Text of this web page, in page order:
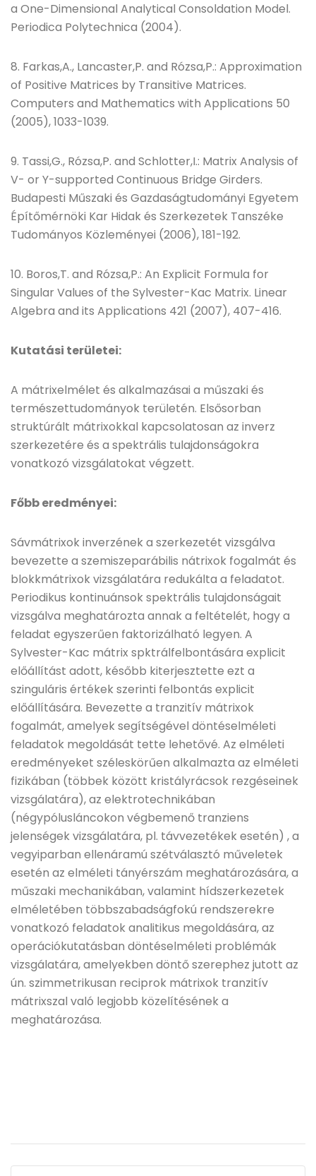
a One-Dimensional Analytical Consoldation Model.
Periodica Polytechnica (2004).
8. Farkas,A., Lancaster,P. and Rózsa,P.: Approximation
of Positive Matrices by Transitive Matrices.
Computers and Mathematics with Applications 50
(2005), 1033-1039.
9. Tassi,G., Rózsa,P. and Schlotter,I.: Matrix Analysis of
V- or Y-supported Continuous Bridge Girders.
Budapesti Műszaki és Gazdaságtudományi Egyetem
Építőmérnöki Kar Hidak és Szerkezetek Tanszéke
Tudományos Közleményei (2006), 181-192.
10. Boros,T. and Rózsa,P.: An Explicit Formula for
Singular Values of the Sylvester-Kac Matrix. Linear
Algebra and its Applications 421 (2007), 407-416.
Kutatási területei:
A mátrixelmélet és alkalmazásai a műszaki és
természettudományok területén. Elsősorban
struktúrált mátrixokkal kapcsolatosan az inverz
szerkezetére és a spektrális tulajdonságokra
vonatkozó vizsgálatokat végzett.
Főbb eredményei:
Sávmátrixok inverzének a szerkezetét vizsgálva
bevezette a szemiszeparábilis nátrixok fogalmát és
blokkmátrixok vizsgálatára redukálta a feladatot.
Periodikus kontinuánsok spektrális tulajdonságait
vizsgálva meghatározta annak a feltételét, hogy a
feladat egyszerűen faktorizálható legyen. A
Sylvester-Kac mátrix spktrálfelbontására explicit
előállítást adott, később kiterjesztette ezt a
szinguláris értékek szerinti felbontás explicit
előállítására. Bevezette a tranzitív mátrixok
fogalmát, amelyek segítségével döntéselméleti
feladatok megoldását tette lehetővé. Az elméleti
eredményeket széleskörűen alkalmazta az elméleti
fizikában (többek között kristályrácsok rezgéseinek
vizsgálatára), az elektrotechnikában
(négypólusláncokon végbemenő tranziens
jelenségek vizsgálatára, pl. távvezetékek esetén) , a
vegyiparban ellenáramú szétválasztó műveletek
esetén az elméleti tányérszám meghatározására, a
műszaki mechanikában, valamint hídszerkezetek
elméletében többszabadságfokú rendszerekre
vonatkozó feladatok analitikus megoldására, az
operációkutatásban döntéselméleti problémák
vizsgálatára, amelyekben döntő szerephez jutott az
ún. szimmetrikusan reciprok mátrixok tranzitív
mátrixszal való legjobb közelítésének a
meghatározása.